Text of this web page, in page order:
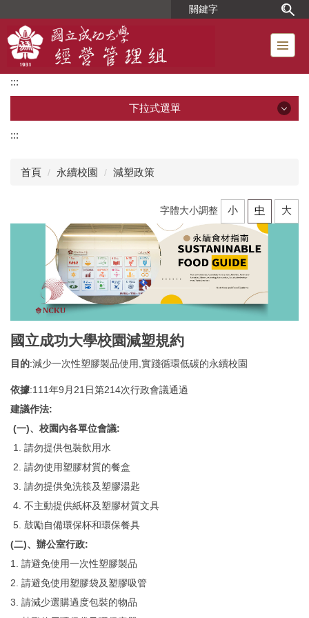
主
要
內
:::
下拉式選單
本組成員
職務宿舍
短期學舍管理業務
旺宏館場地借用
相關規章
作業流程
招商登記
位置圖
:::
首頁 永續校園 減塑政策
字體大小調整 小 中 大
國立成功大學校園減塑規約
目的:減少一次性塑膠製品使用,實踐循環低碳的永續校園
依據:111年9月21日第214次行政會議通過
建議作法:
(一)、校園內各單位會議:
1. 請勿提供包裝飲用水
2. 請勿使用塑膠材質的餐盒
3. 請勿提供免洗筷及塑膠湯匙
4. 不主動提供紙杯及塑膠材質文具
5. 鼓勵自備環保杯和環保餐具
(二)、辦公室行政:
1. 請避免使用一次性塑膠製品
2. 請避免使用塑膠袋及塑膠吸管
3. 請減少選購過度包裝的物品